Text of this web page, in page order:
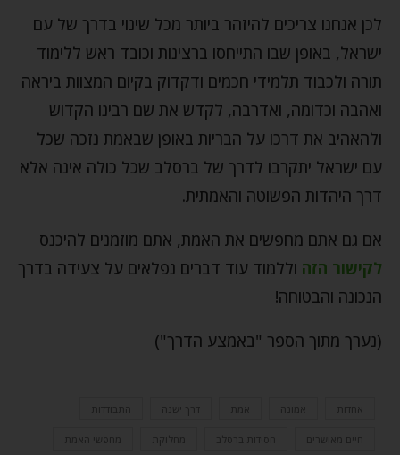
לכן אנחנו צריכים להיזהר ביותר מכל שינוי בדרך של עם
ישראל, באופן שבו התייחסו ברצינות וכובד ראש ללימוד
תורה ולכבוד תלמידי חכמים ודקדוק בקיום המצוות ביראה
ואהבה וכדומה, ואדרבה, לקדש את שם רבינו הקדוש
ולהאהיב את דרכו על הבריות באופן שבאמת נזכה שכל
עם ישראל יתקרבו לדרך של ברסלב שכל כולה אינה אלא
דרך היהדות הפשוטה והאמתית.
אם גם אתם מחפשים את האמת, אתם מוזמנים להיכנס
לקישור הזה וללמוד עוד דברים נפלאים על צעידה בדרך
הנכונה והבטוחה!
(נערך מתוך הספר "באמצע הדרך")
אחדות אמונה אמת דרך ישנה התבודדות
חיים מאושרים חסידות ברסלב מחלוקת מחפשי האמת